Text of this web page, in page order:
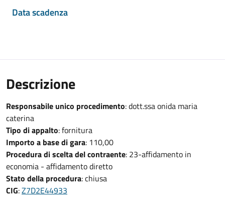
Data scadenza
Descrizione
Responsabile unico procedimento: dott.ssa onida maria
caterina
Tipo di appalto: fornitura
Importo a base di gara: 110,00
Procedura di scelta del contraente: 23-affidamento in
economia - affidamento diretto
Stato della procedura: chiusa
CIG:Z7D2E44933